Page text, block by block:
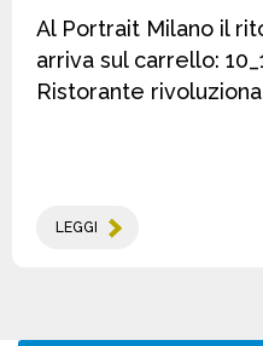
Al Portrait Milano il
arriva sul carrello:
Ristorante
LEGGI